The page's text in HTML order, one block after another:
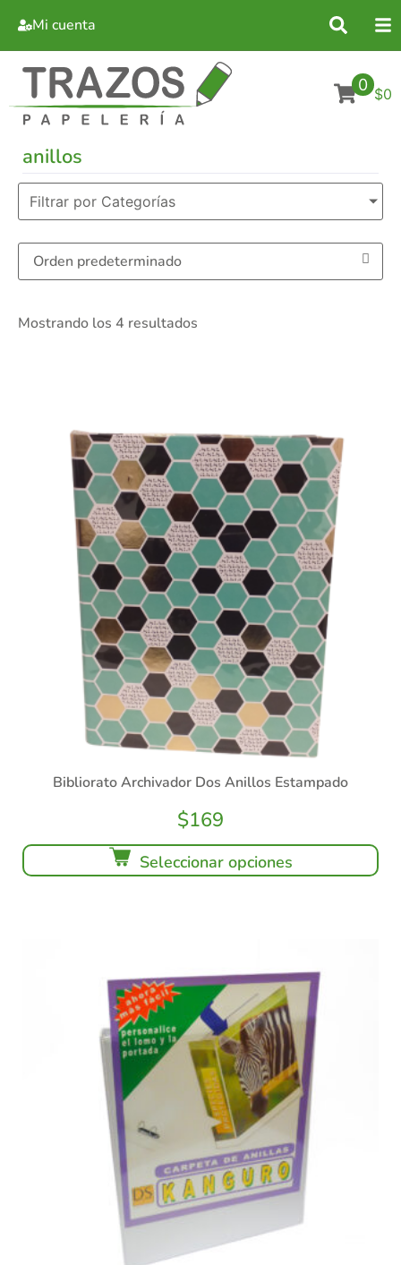
Mi cuenta
0 $0
anillos
Filtrar por Categorías
Mostrando los 4 resultados
Bibliorato Archivador Dos Anillos Estampado
$169
Seleccionar opciones